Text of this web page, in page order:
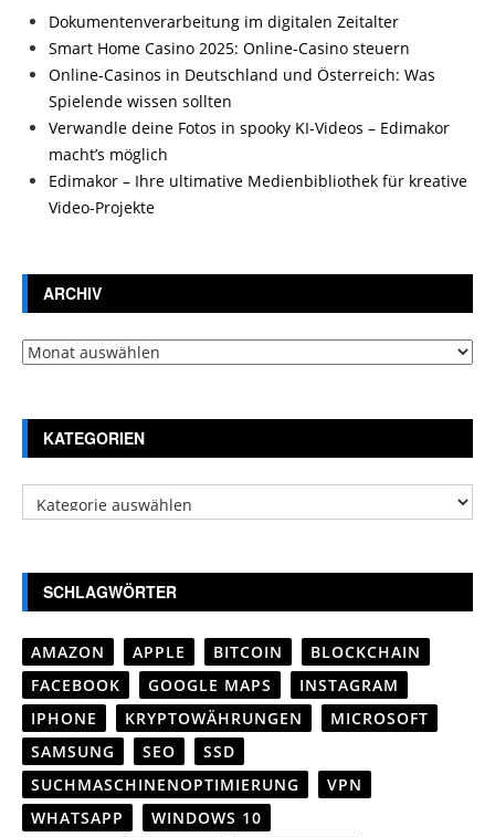
Dokumentenverarbeitung im digitalen Zeitalter
Smart Home Casino 2025: Online-Casino steuern
Online-Casinos in Deutschland und Österreich: Was
Spielende wissen sollten
Verwandle deine Fotos in spooky KI-Videos – Edimakor
macht’s möglich
Edimakor – Ihre ultimative Medienbibliothek für kreative
Video-Projekte
ARCHIV
Archiv
KATEGORIEN
Kategorien
SCHLAGWÖRTER
AMAZON APPLE BITCOIN
BLOCKCHAIN
FACEBOOK
GOOGLE MAPS
INSTAGRAM
IPHONE
KRYPTOWÄHRUNGEN
MICROSOFT
SAMSUNG
SEO
SSD
SUCHMASCHINENOPTIMIERUNG
VPN
WHATSAPP
WINDOWS 10